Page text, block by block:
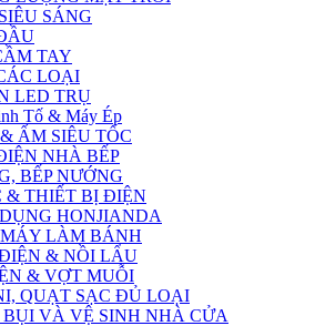
SÁNG
TAY
LOẠI
LED TRỤ
Tố & Máy Ép
ẤM SIÊU TỐC
NHÀ BẾP
BẾP NƯỚNG
& THIẾT BỊ ĐIỆN
HONJIANDA
LÀM BÁNH
& NỒI LẨU
& VỢT MUỖI
QUẠT SẠC ĐỦ LOẠI
VÀ VỆ SINH NHÀ CỬA